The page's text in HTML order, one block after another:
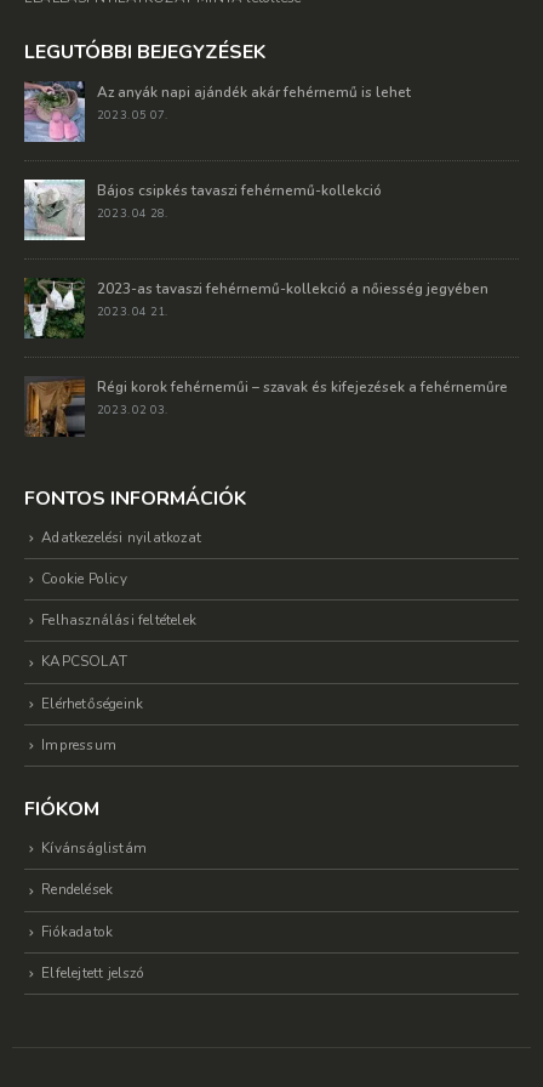
LEGUTÓBBI BEJEGYZÉSEK
Az anyák napi ajándék akár fehérnemű is lehet
2023. 05 07.
Bájos csipkés tavaszi fehérnemű-kollekció
2023. 04 28.
2023-as tavaszi fehérnemű-kollekció a nőiesség jegyében
2023. 04 21.
Régi korok fehérneműi – szavak és kifejezések a fehérneműre
2023. 02 03.
FONTOS INFORMÁCIÓK
Adatkezelési nyilatkozat
Cookie Policy
Felhasználási feltételek
KAPCSOLAT
Elérhetőségeink
Impressum
FIÓKOM
Kívánságlistám
Rendelések
Fiókadatok
Elfelejtett jelszó